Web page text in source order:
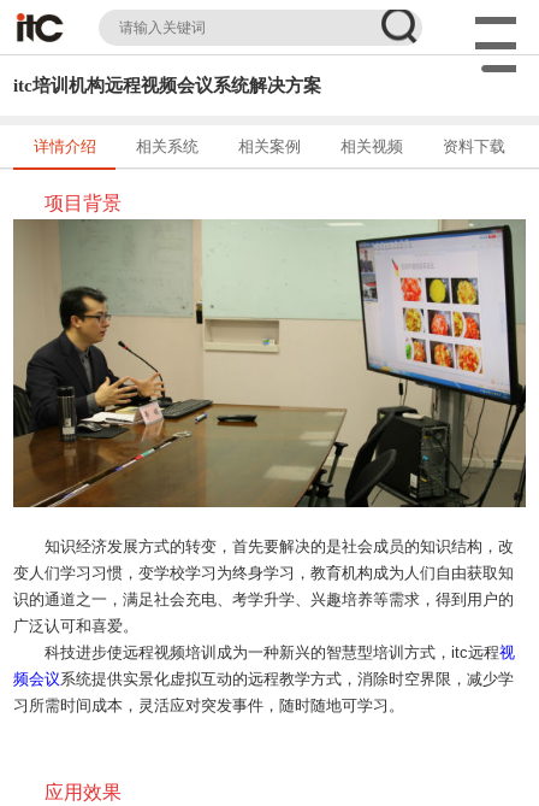
itc培训机构远程视频会议系统解决方案
详情介绍 相关系统 相关案例 相关视频 资料下载
项目背景
知识经济发展方式的转变，首先要解决的是社会成员的知识结构，改
变人们学习习惯，变学校学习为终身学习，教育机构成为人们自由获取知
识的通道之一，满足社会充电、考学升学、兴趣培养等需求，得到用户的
广泛认可和喜爱。
科技进步使远程视频培训成为一种新兴的智慧型培训方式，itc远程视
频会议系统提供实景化虚拟互动的远程教学方式，消除时空界限，减少学
习所需时间成本，灵活应对突发事件，随时随地可学习。
应用效果